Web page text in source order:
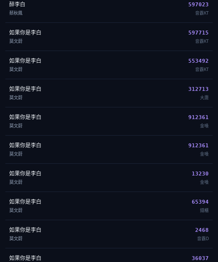
醉李白
蔡秋鳳
597023
音霸KT
如果你是李白
莫文蔚
597715
音霸KT
如果你是李白
莫文蔚
553492
音霸KT
如果你是李白
莫文蔚
312713
大唐
如果你是李白
莫文蔚
912361
金嗓
如果你是李白
莫文蔚
912361
金嗓
如果你是李白
莫文蔚
13230
金嗓
如果你是李白
莫文蔚
65394
錢櫃
如果你是李白
莫文蔚
2468
音霸D
如果你是李白 36037